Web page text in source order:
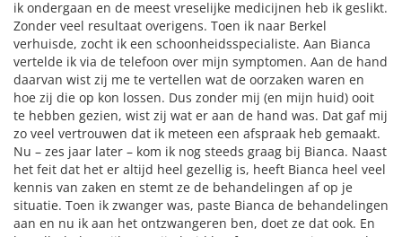
ik ondergaan en de meest vreselijke medicijnen heb ik geslikt.
Zonder veel resultaat overigens. Toen ik naar Berkel
verhuisde, zocht ik een schoonheidsspecialiste. Aan Bianca
vertelde ik via de telefoon over mijn symptomen. Aan de hand
daarvan wist zij me te vertellen wat de oorzaken waren en
hoe zij die op kon lossen. Dus zonder mij (en mijn huid) ooit
te hebben gezien, wist zij wat er aan de hand was. Dat gaf mij
zo veel vertrouwen dat ik meteen een afspraak heb gemaakt.
Nu – zes jaar later – kom ik nog steeds graag bij Bianca. Naast
het feit dat het er altijd heel gezellig is, heeft Bianca heel veel
kennis van zaken en stemt ze de behandelingen af op je
situatie. Toen ik zwanger was, paste Bianca de behandelingen
aan en nu ik aan het ontzwangeren ben, doet ze dat ook. En